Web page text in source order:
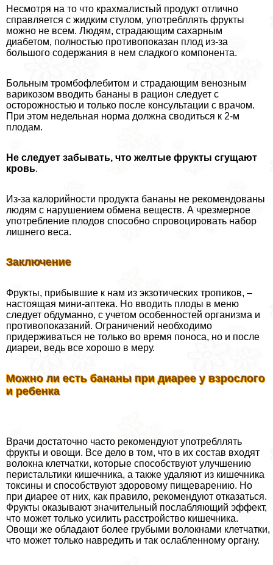
Несмотря на то что крахмалистый продукт отлично
справляется с жидким стулом, употрeбллять фрукты
можно не всем. Людям, страдающим сахарным
диабетом, полностью противопоказан плод из-за
большого содержания в нем сладкого компонента.
Больным тромбофлебитом и страдающим венозным
варикозом вводить бананы в рацион следует с
осторожностью и только после консультации с врачом.
При этом недельная норма должна сводиться к 2-м
плодам.
Не следует забывать, что желтые фрукты сгущают
кровь.
Из-за калорийности продукта бананы не рекомендованы
людям с нарушением обмена веществ. А чрезмерное
употрeбление плодов способно спровоцировать набор
лишнего веса.
Заключение
Фрукты, прибывшие к нам из экзотических тропиков, –
настоящая мини-аптека. Но вводить плоды в меню
следует обдуманно, с учетом особенностей организма и
противопоказаний. Ограничений необходимо
придерживаться не только во время поноса, но и после
диареи, ведь все хорошо в меру.
Можно ли есть бананы при диарее у взрослого
и ребенка
Врачи достаточно часто рекомендуют употрeбллять
фрукты и овощи. Все дело в том, что в их состав входят
волокна клетчатки, которые способствуют улучшению
перистальтики кишечника, а также удаляют из кишечника
токсины и способствуют здоровому пищеварению. Но
при диарее от них, как правило, рекомендуют отказаться.
Фрукты оказывают значительный послабляющий эффект,
что может только усилить расстройство кишечника.
Овощи же обладают более грубыми волокнами клетчатки,
что может только навредить и так ослабленному органу.